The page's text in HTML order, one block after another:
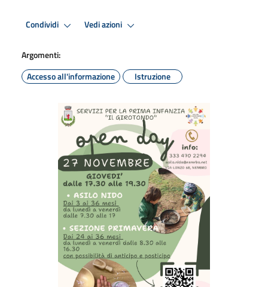
Condividi Vedi azioni
Argomenti:
Accesso all'informazione
Istruzione